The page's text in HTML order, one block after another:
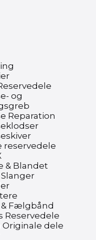
og
Reparation
reservedele
& Blandet
Fælgbånd
Reservedele
Originale dele